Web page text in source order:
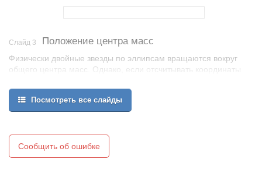
Слайд 3 Положение центра масс
Физически двойные звезды по эллипсам вращаются вокруг
общего центра масс. Однако, если отсчитывать координаты
движутся друг относительно друга тоже по эллипсам. На этом
рисунке за начало отсчета мы взяли более массивную голубую
звезду. В такой системе центр масс (зеленая точка) описывает
от распространенного заблуждения, заключающегося в том, что
часто полагается будто бы более массивная звезда сильнее
притягивает звезду с малой массой, чем наоборот. Любые два
Посмотреть все слайды
Сообщить об ошибке